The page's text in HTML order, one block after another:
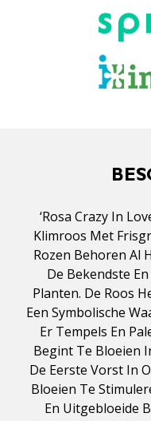
‘Rosa Crazy In
Klimroos Met
Rozen Behoren Al
De Bekendste
Planten. De Roos
Een Symbolische
Er Tempels En
Begint Te Bloeien
De Eerste Vorst In
Bloeien Te
En Uitgebloeide